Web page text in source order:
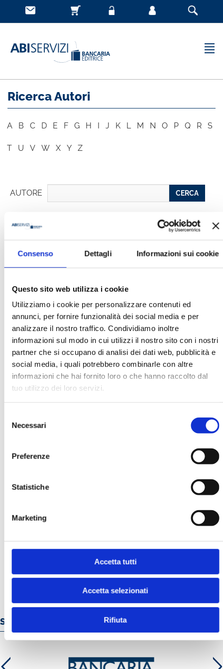
Consenso Dettagli Informazioni sui cookie
Questo sito web utilizza i cookie
Utilizziamo i cookie per personalizzare contenuti ed
annunci, per fornire funzionalità dei social media e per
analizzare il nostro traffico. Condividiamo inoltre
informazioni sul modo in cui utilizzi il nostro sito con i nostri
partner che si occupano di analisi dei dati web, pubblicità e
social media, i quali potrebbero combinarle con altre
informazioni che hai fornito loro o che hanno raccolto dal
tuo utilizzo dei loro servizi.
delNecessari
Preferenze
Statistiche
Marketing
Accetta tutti
Accetta selezionati
Rifiuta
Ricerca Autori
A B C D E F G H I J K L M N O P Q R S
T U V W X Y Z
AUTORE CERCA
Ugo Latrofa
Banca Popolare Pugliese
Ha pubblicato con noi
MOSTRA
Servizi e prodotti online